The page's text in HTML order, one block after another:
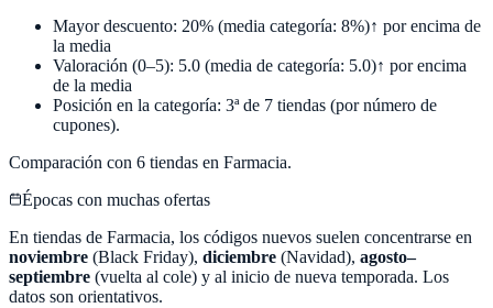
Mayor descuento: 20% (media categoría: 8%)↑ por encima de
la media
Valoración (0–5): 5.0 (media de categoría: 5.0)↑ por encima
de la media
Posición en la categoría: 3ª de 7 tiendas (por número de
cupones).
Comparación con 6 tiendas en Farmacia.
Épocas con muchas ofertas
En tiendas de Farmacia, los códigos nuevos suelen concentrarse en
noviembre (Black Friday), diciembre (Navidad), agosto–
septiembre (vuelta al cole) y al inicio de nueva temporada. Los
datos son orientativos.